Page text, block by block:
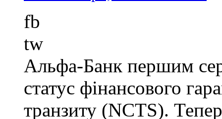
fb
tw
Альфа-Банк першим
статус фінансового
транзиту (NCTS).